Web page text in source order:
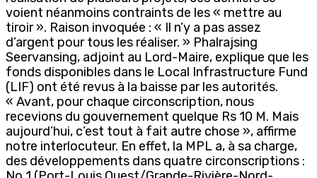
voient néanmoins contraints de les « mettre au
tiroir ». Raison invoquée : « Il n’y a pas assez
d’argent pour tous les réaliser. » Phalrajsing
Seervansing, adjoint au Lord-Maire, explique que les
fonds disponibles dans le Local Infrastructure Fund
(LIF) ont été revus à la baisse par les autorités.
« Avant, pour chaque circonscription, nous
recevions du gouvernement quelque Rs 10 M. Mais
aujourd’hui, c’est tout à fait autre chose », affirme
notre interlocuteur. En effet, la MPL a, à sa charge,
des développements dans quatre circonscriptions :